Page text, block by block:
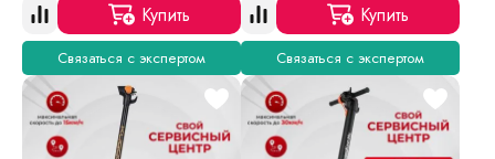
Купить
Связаться с экспертом
Купить
Связаться с экспертом